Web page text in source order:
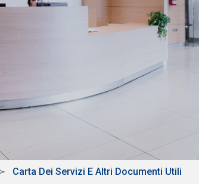
Carta Dei Servizi E Altri Documenti Utili